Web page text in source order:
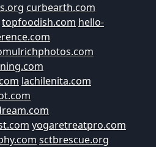
curbearth.com
topfoodish.com hello-
lachilenita.com
yogaretreatpro.com
sctbrescue.org